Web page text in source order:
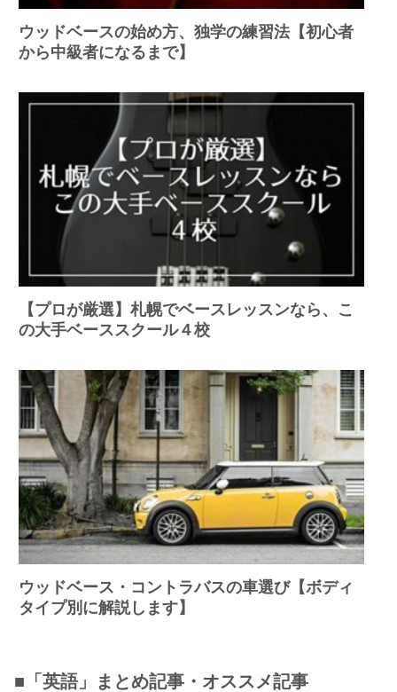
ウッドベースの始め方、独学の練習法【初心者
から中級者になるまで】
【プロが厳選】札幌でベースレッスンなら、こ
の大手ベーススクール４校
ウッドベース・コントラバスの車選び【ボディ
タイプ別に解説します】
■「英語」まとめ記事・オススメ記事